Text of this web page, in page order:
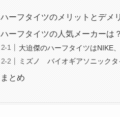
ハーフタイツのメリットとデメ
ハーフタイツの人気メーカーは？
大迫傑のハーフタイツはNIKE
ミズノ バイオギアソニックタ
まとめ